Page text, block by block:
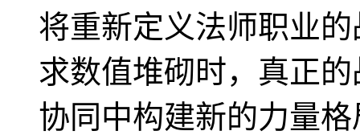
将重新定义法师职业
求数值堆砌时，真正
协同中构建新的力量格